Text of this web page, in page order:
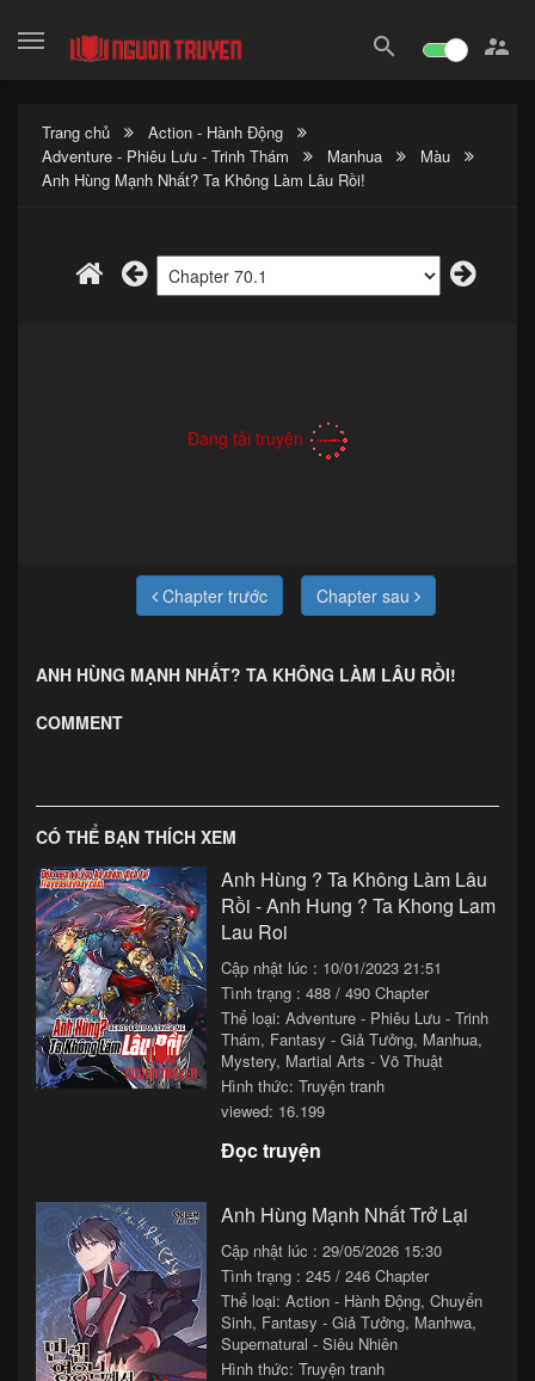
search 
Trang chủ
Action - Hành Động
Adventure - Phiêu Lưu - Trinh Thám
Manhua
Màu
Anh Hùng Mạnh Nhất? Ta Không Làm Lâu Rồi!
Đang tải truyện
Chapter trước Chapter sau
ANH HÙNG MẠNH NHẤT? TA KHÔNG LÀM LÂU RỒI!
COMMENT
CÓ THỂ BẠN THÍCH XEM
Anh Hùng ? Ta Không Làm Lâu
Rồi - Anh Hung ? Ta Khong Lam
Lau Roi
Cập nhật lúc : 10/01/2023 21:51
Tình trạng : 488 / 490 Chapter
Thể loại: Adventure - Phiêu Lưu - Trinh
Thám, Fantasy - Giả Tưởng, Manhua,
Mystery, Martial Arts - Võ Thuật
Hình thức: Truyện tranh
viewed: 16.199
Đọc truyện
Anh Hùng Mạnh Nhất Trở Lại
Cập nhật lúc : 29/05/2026 15:30
Tình trạng : 245 / 246 Chapter
Thể loại: Action - Hành Động, Chuyển
Sinh, Fantasy - Giả Tưởng, Manhwa,
Supernatural - Siêu Nhiên
Hình thức: Truyện tranh